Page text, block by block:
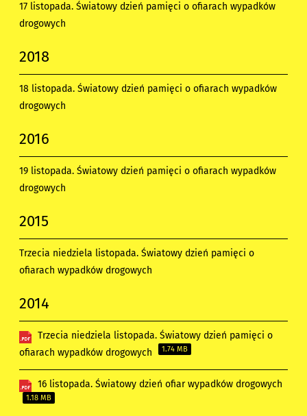
17 listopada. Światowy dzień pamięci o ofiarach wypadków
drogowych
2018
18 listopada. Światowy dzień pamięci o ofiarach wypadków
drogowych
2016
19 listopada. Światowy dzień pamięci o ofiarach wypadków
drogowych
2015
Trzecia niedziela listopada. Światowy dzień pamięci o
ofiarach wypadków drogowych
2014
Trzecia niedziela listopada. Światowy dzień pamięci o
ofiarach wypadków drogowych
1.74 MB
16 listopada. Światowy dzień ofiar wypadków drogowych
1.18 MB